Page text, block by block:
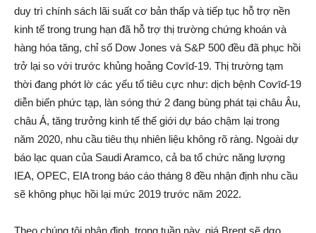
duy trì chính sách lãi suất cơ bản thấp và tiếp tục hỗ trợ nền
kinh tế trong trung hạn đã hỗ trợ thị trường chứng khoán và
hàng hóa tăng, chỉ số Dow Jones và S&P 500 đều đã phục hồi
trở lại so với trước khủng hoảng Coѵīɗ-19. Thị trường tạm
thời đang phớt lờ các yếu tố tiêu cực như: dịc‌h bện‌h Coѵīɗ-19
diễn biến phức tạp, làn sóng thứ 2 đang bùng phát tại châu Âu,
châu Á, tăng trưởng kinh tế thế giới dự báo chậm lại trong
năm 2020, nhu cầu tiêu thụ nhiên liệu không rõ ràng. Ngoài dự
báo lạc quan của Saudi Aramco, cả ba tổ chức năng lượng
IEA, OPEC, EIA trong báo cáo tháng 8 đều nhận định nhu cầu
sẽ không phục hồi lại mức 2019 trước năm 2022.